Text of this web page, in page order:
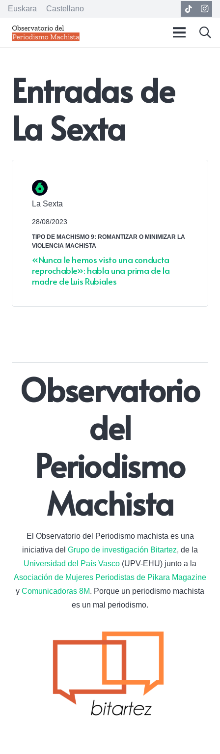
Euskara Castellano
Entradas de
La Sexta
La Sexta
28/08/2023
TIPO DE MACHISMO 9: ROMANTIZAR O MINIMIZAR LA
VIOLENCIA MACHISTA
«Nunca le hemos visto una conducta
reprochable»: habla una prima de la
madre de Luis Rubiales
Observatorio
del
Periodismo
Machista
El Observatorio del Periodismo machista es una
iniciativa del Grupo de investigación Bitartez, de la
Universidad del País Vasco (UPV-EHU) junto a la
Asociación de Mujeres Periodistas de Pikara Magazine
y Comunicadoras 8M. Porque un periodismo machista
es un mal periodismo.